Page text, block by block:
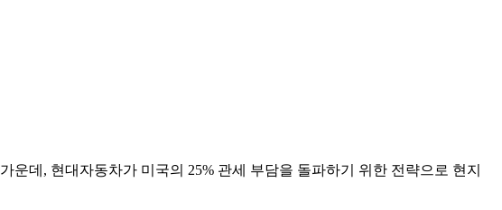
데, 현대자동차가 미국의 25% 관세 부담을 돌파하기 위한 전략으로 현지